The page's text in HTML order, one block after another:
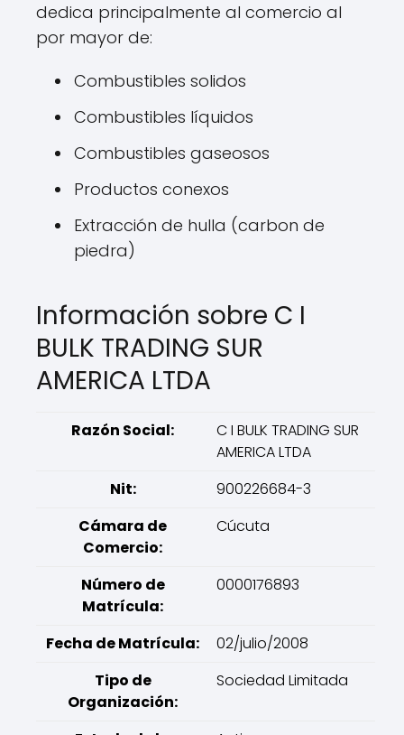
dedica principalmente al comercio al
por mayor de:
Combustibles solidos
Combustibles líquidos
Combustibles gaseosos
Productos conexos
Extracción de hulla (carbon de
piedra)
Información sobre C I
BULK TRADING SUR
AMERICA LTDA
Razón Social:
C I BULK TRADING SUR
AMERICA LTDA
Nit:
900226684-3
Cámara de
Comercio:
Cúcuta
Número de
Matrícula:
0000176893
Fecha de Matrícula:
02/julio/2008
Tipo de
Organización:
Sociedad Limitada